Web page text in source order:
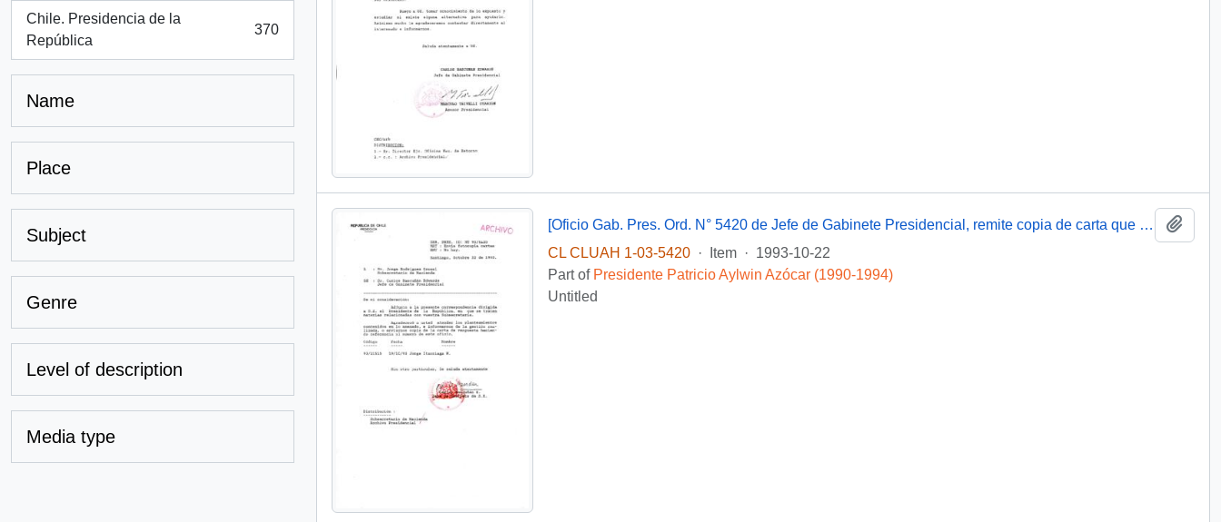
Chile. Presidencia de la
República
, 370 results
370
Name
Place
Subject
Genre
Level of description
Media type
[Oficio Gab. Pres. Ord. N° 5420 de Jefe de Gabinete Presidencial, remite copia de carta que se indica]
CL CLUAH 1-03-5420
· Item · 1993-10-22
Part of Presidente Patricio Aylwin Azócar (1990-1994)
Untitled